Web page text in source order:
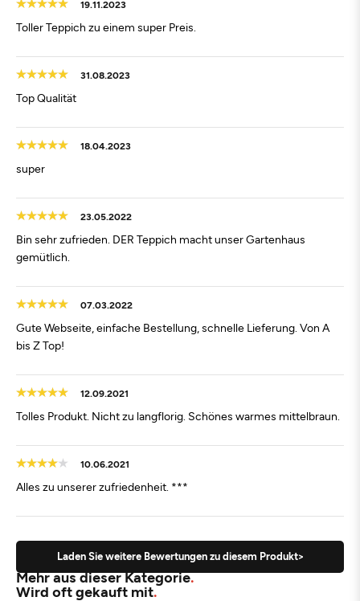
19.11.2023
Toller Teppich zu einem super Preis.
31.08.2023
Top Qualität
18.04.2023
super
23.05.2022
Bin sehr zufrieden. DER Teppich macht unser Gartenhaus
gemütlich.
07.03.2022
Gute Webseite, einfache Bestellung, schnelle Lieferung. Von A
bis Z Top!
12.09.2021
Tolles Produkt. Nicht zu langflorig. Schönes warmes mittelbraun.
10.06.2021
Alles zu unserer zufriedenheit. ***
Laden Sie weitere Bewertungen zu diesem Produkt>
Mehr aus dieser Kategorie
Wird oft gekauft mit